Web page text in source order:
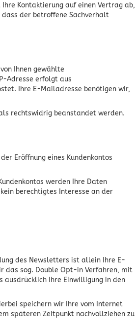
Kontaktierung auf einen Vertrag ab,
dass der betroffene Sachverhalt
Ihnen gewählte
Adresse erfolgt aus
Ihre E-Mailadresse benötigen wir,
rechtswidrig beanstandet werden.
Eröffnung eines Kundenkontos
werden Ihre Daten
berechtigtes Interesse an der
des Newsletters ist allein Ihre E-
das sog. Double Opt-in Verfahren, mit
ausdrücklich Ihre Einwilligung in den
speichern wir Ihre vom Internet
späteren Zeitpunkt nachvollziehen zu